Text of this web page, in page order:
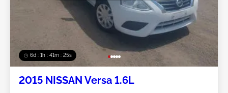
6d : 1h : 41m : 23s
2015 NISSAN Versa 1.6L